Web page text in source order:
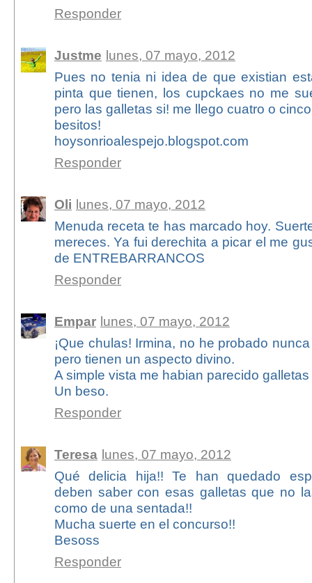
Responder
Justme lunes, 07 mayo, 2012
Pues no tenia ni idea de que existian
pinta que tienen, los cupckaes no me
pero las galletas si! me llego cuatro o
besitos!
hoysonrioalespejo.blogspot.com
Responder
Oli lunes, 07 mayo, 2012
Menuda receta te has marcado hoy.
mereces. Ya fui derechita a picar el me
de ENTREBARRANCOS
Responder
Empar lunes, 07 mayo, 2012
¡Que chulas! Irmina, no he probado
pero tienen un aspecto divino.
A simple vista me habian parecido
Un beso.
Responder
Teresa lunes, 07 mayo, 2012
Qué delicia hija!! Te han quedado
deben saber con esas galletas que no
como de una sentada!!
Mucha suerte en el concurso!!
Besoss
Responder